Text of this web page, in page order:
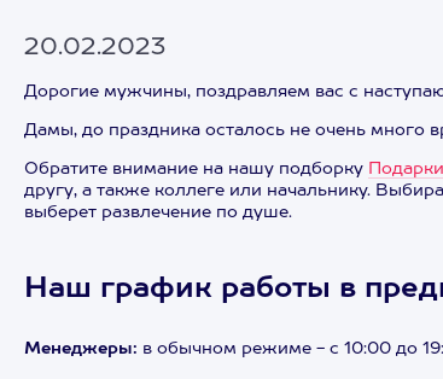
20.02.2023
Дорогие мужчины, поздравляем вас с
Дамы, до праздника осталось не очень много
Обратите внимание на нашу подборку
другу, а также коллеге или начальнику.
выберет развлечение по душе.
Наш график работы в
Менеджеры: в обычном режиме - с 10:00 до